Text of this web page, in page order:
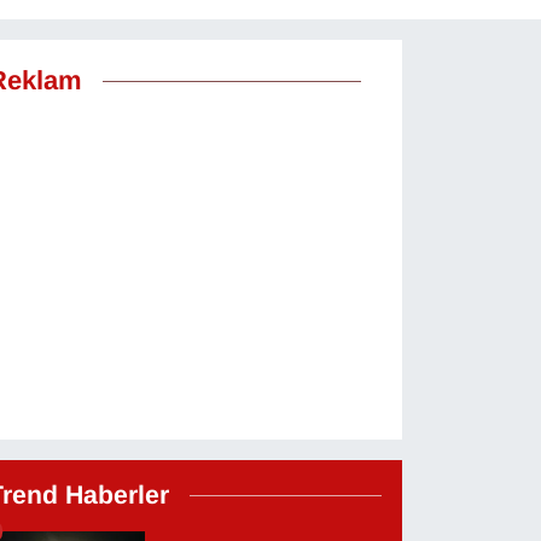
Haberler